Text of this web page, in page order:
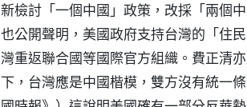
新檢討「一個中國」政策，改採「兩個
也公開聲明，美國政府支持台灣的「住
灣重返聯合國等國際官方組織。費正清
下，台灣應是中國楷模，雙方沒有統一